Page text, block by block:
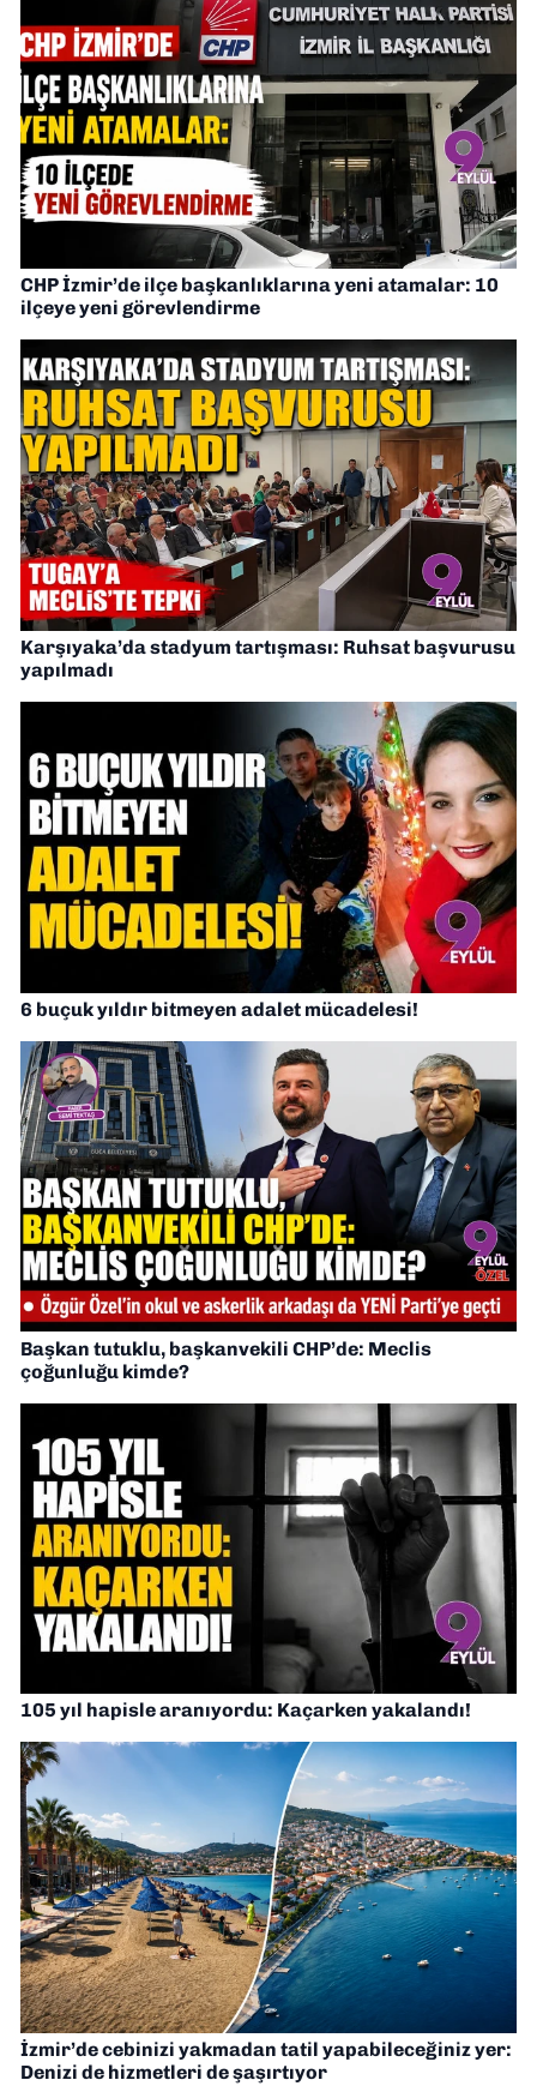
CHP İzmir’de ilçe başkanlıklarına yeni atamalar: 10
ilçeye yeni görevlendirme
Karşıyaka’da stadyum tartışması: Ruhsat başvurusu
yapılmadı
6 buçuk yıldır bitmeyen adalet mücadelesi!
Başkan tutuklu, başkanvekili CHP’de: Meclis
çoğunluğu kimde?
105 yıl hapisle aranıyordu: Kaçarken yakalandı!
İzmir’de cebinizi yakmadan tatil yapabileceğiniz yer:
Denizi de hizmetleri de şaşırtıyor